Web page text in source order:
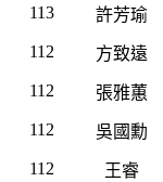
113
許芳瑜
112
方致遠
112
張雅蕙
112
吳國勳
112
王睿